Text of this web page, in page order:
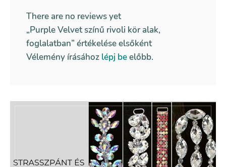
There are no reviews yet
„Purple Velvet színű rivoli kör alak,
foglalatban” értékelése elsőként
Vélemény írásához lépj beelőbb.